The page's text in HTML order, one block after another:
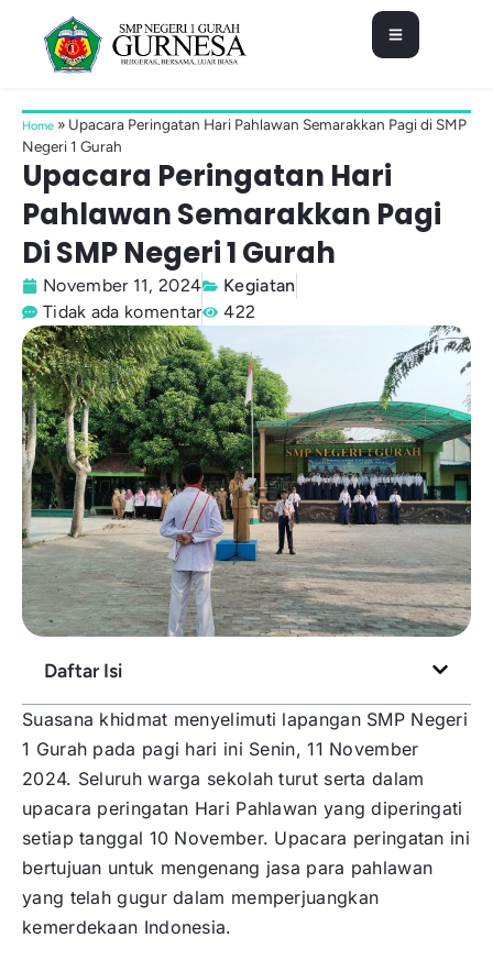
Home » Upacara Peringatan Hari Pahlawan Semarakkan Pagi di SMP
Negeri 1 Gurah
Upacara Peringatan Hari
Pahlawan Semarakkan Pagi
Di SMP Negeri 1 Gurah
November 11, 2024
Kegiatan
Tidak ada komentar
422
Daftar Isi
Suasana khidmat menyelimuti lapangan SMP Negeri
1 Gurah pada pagi hari ini Senin, 11 November
2024. Seluruh warga sekolah turut serta dalam
upacara peringatan Hari Pahlawan yang diperingati
setiap tanggal 10 November. Upacara peringatan ini
bertujuan untuk mengenang jasa para pahlawan
yang telah gugur dalam memperjuangkan
kemerdekaan Indonesia.